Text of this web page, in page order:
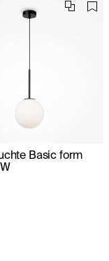
Basic form